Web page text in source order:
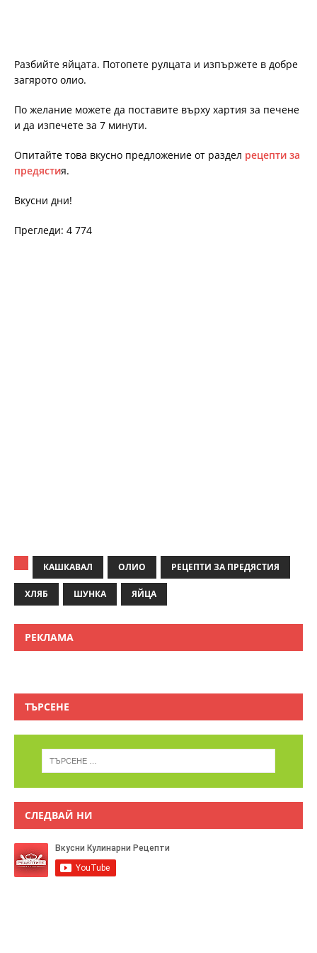
Разбийте яйцата. Потопете рулцата и изпържете в добре
загярото олио.
По желание можете да поставите върху хартия за печене
и да изпечете за 7 минути.
Опитайте това вкусно предложение от раздел рецепти за
предястия.
Вкусни дни!
Прегледи: 4 774
КАШКАВАЛ ОЛИО РЕЦЕПТИ ЗА ПРЕДЯСТИЯ
ХЛЯБ ШУНКА ЯЙЦА
РЕКЛАМА
ТЪРСЕНЕ
СЛЕДВАЙ НИ